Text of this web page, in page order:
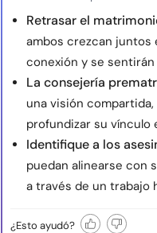
Retrasar el
ambos crezcan juntos
conexión y se
La consejería
una visión
profundizar su vínculo
Identifique a los
puedan alinearse con
a través de un trabajo
¿Esto ayudó?